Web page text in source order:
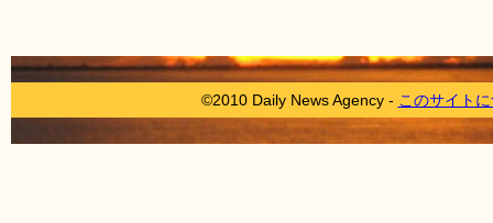
©2010 Daily News Agency - このサイト